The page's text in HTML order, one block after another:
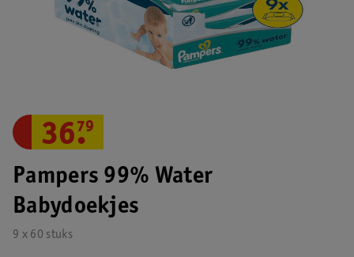
Pampers 99% Water
Babydoekjes
9 x 60 stuks
36.
79